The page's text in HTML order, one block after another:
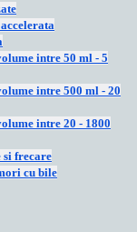
intre 50 ml - 5
intre 500 ml - 20
intre 20 - 1800
si frecare
cu bile